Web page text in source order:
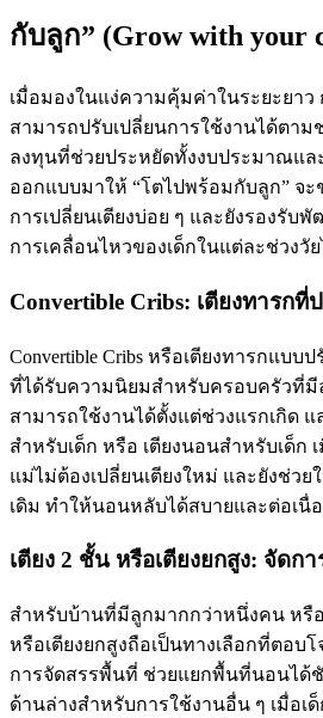
กับลูก” (Grow with your
เมื่อมองในแง่ความคุ้มค่าในระยะยาว
สามารถปรับเปลี่ยนการใช้งานได้ตาม
ลงทุนที่ช่วยประหยัดทั้งงบประมาณแล
ออกแบบมาให้ “โตไปพร้อมกับลูก” จ
การเปลี่ยนเตียงบ่อย ๆ และยังรองรับ
การเคลื่อนไหวของเด็กในแต่ละช่วงวั
Convertible Cribs: เตียงทารกที่
Convertible Cribs หรือเตียงทารกแบบ
ที่ได้รับความนิยมสำหรับครอบครัวที่มี
สามารถใช้งานได้ตั้งแต่ช่วงแรกเกิด แ
สำหรับเด็ก หรือ เตียงนอนสำหรับเด็ก
แม่ไม่ต้องเปลี่ยนเตียงใหม่ และยังช่ว
เดิม ทำให้นอนหลับได้สบายและต่อเนื่
เตียง 2 ชั้น หรือเตียงยกสูง: จัดก
สำหรับบ้านที่มีลูกมากกว่าหนึ่งคน หรื
หรือเตียงยกสูงถือเป็นทางเลือกที่ตอบ
การจัดสรรพื้นที่ ช่วยแยกพื้นที่นอนได้
ด้านล่างสำหรับการใช้งานอื่น ๆ เมื่อ